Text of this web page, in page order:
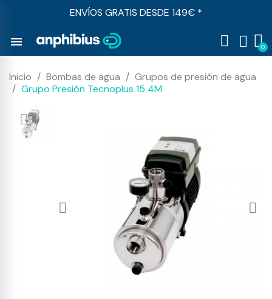
ENVÍOS GRATIS DESDE 149€ *
menu
Inicio Bombas de agua
Grupos de presión de agua
Grupo Presión Tecnoplus 15 4M